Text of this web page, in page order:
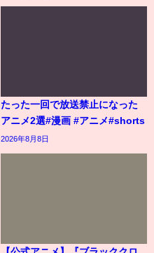
たった一回で放送禁止になった
アニメ2選#漫画 #アニメ#shorts
2026年8月8日